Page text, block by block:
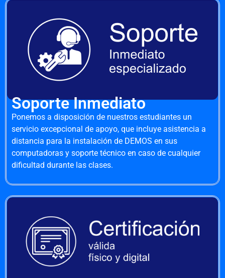
Soporte Inmediato
Ponemos a disposición de nuestros estudiantes un
servicio excepcional de apoyo, que incluye asistencia a
distancia para la instalación de DEMOS en sus
computadoras y soporte técnico en caso de cualquier
dificultad durante las clases.